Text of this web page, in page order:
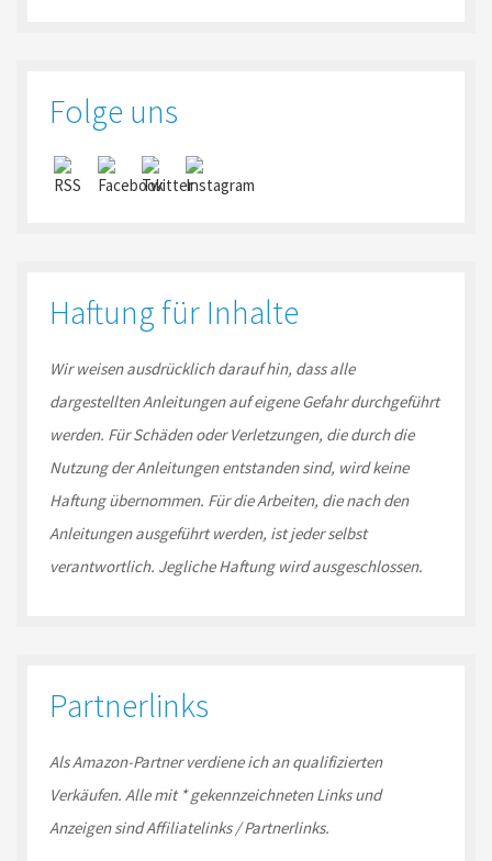
Folge uns
Haftung für Inhalte
Wir weisen ausdrücklich darauf hin, dass alle
dargestellten Anleitungen auf eigene Gefahr durchgeführt
werden. Für Schäden oder Verletzungen, die durch die
Nutzung der Anleitungen entstanden sind, wird keine
Haftung übernommen. Für die Arbeiten, die nach den
Anleitungen ausgeführt werden, ist jeder selbst
verantwortlich. Jegliche Haftung wird ausgeschlossen.
Partnerlinks
Als Amazon-Partnerverdiene ich an qualifizierten
Verkäufen. Alle mit * gekennzeichneten Links und
Anzeigen sind Affiliatelinks / Partnerlinks.